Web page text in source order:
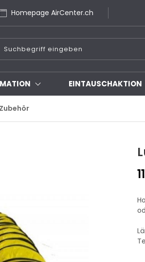
Homepage AirCenter.ch
EINTAUSCHAKTION